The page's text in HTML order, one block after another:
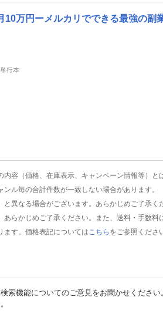
10万円ーメルカリでできる最強の副
行本
容（価格、在庫表示、キャンペーン情報等）と
ル毎の合計件数が一致しない場合があります。
異なる場合がございます。あらかじめご了承く
らかじめご了承ください。また、送料・手数料
す。価格表記については こちら をご参照くださ
索機能についてのご意見をお聞かせください